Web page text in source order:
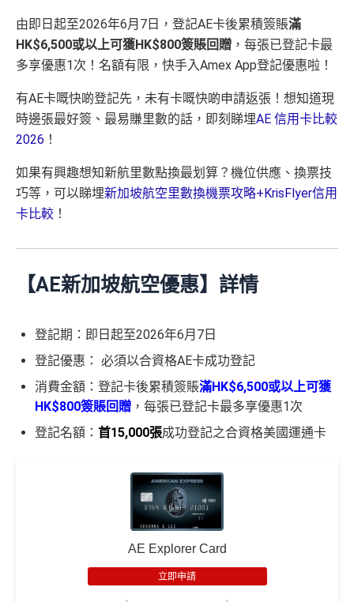
由即日起至2026年6月7日，登記AE卡後累積簽賬滿
HK$6,500或以上可獲HK$800簽賬回贈 ，每張已登記卡最
多享優惠1次！名額有限，快手入Amex App登記優惠啦！
有AE卡嘅快啲登記先，未有卡嘅快啲申請返張！想知道現
時邊張最好簽、最易賺里數的話，即刻睇埋AE 信用卡比較
2026 ！
如果有興趣想知新航里數點換最划算？機位供應、換票技
巧等，可以睇埋新加坡航空里數換機票攻略+KrisFlyer信用
卡比較 ！
【AE新加坡航空優惠】詳情
登記期：即日起至2026年6月7日
登記優惠： 必須以合資格AE卡成功登記
消費金額：登記卡後累積簽賬滿HK$6,500或以上可獲
HK$800簽賬回贈 ，每張已登記卡最多享優惠1次
登記名額： 首15,000張成功登記之合資格美國運通卡
AE Explorer Card
立即申請